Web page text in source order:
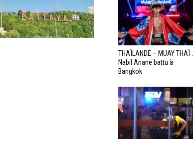
THAÏLANDE – MUAY THAÏ :
Nabil Anane battu à
Bangkok